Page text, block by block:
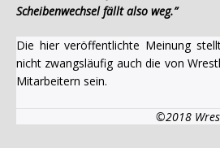
Scheibenwechsel fällt also weg.”
Die hier veröffentlichte Meinung
nicht zwangsläufig auch die von
Mitarbeitern sein.
©2018 Wrestling-